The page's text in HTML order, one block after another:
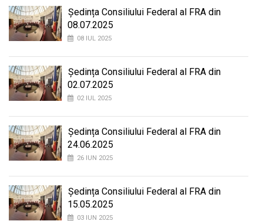
Ședința Consiliului Federal al FRA din
08.07.2025
08 IUL 2025
Ședința Consiliului Federal al FRA din
02.07.2025
02 IUL 2025
Ședința Consiliului Federal al FRA din
24.06.2025
26 IUN 2025
Ședința Consiliului Federal al FRA din
15.05.2025
03 IUN 2025